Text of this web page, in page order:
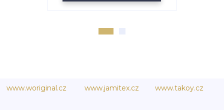
www.woriginal.cz www.jamitex.cz www.takoy.cz